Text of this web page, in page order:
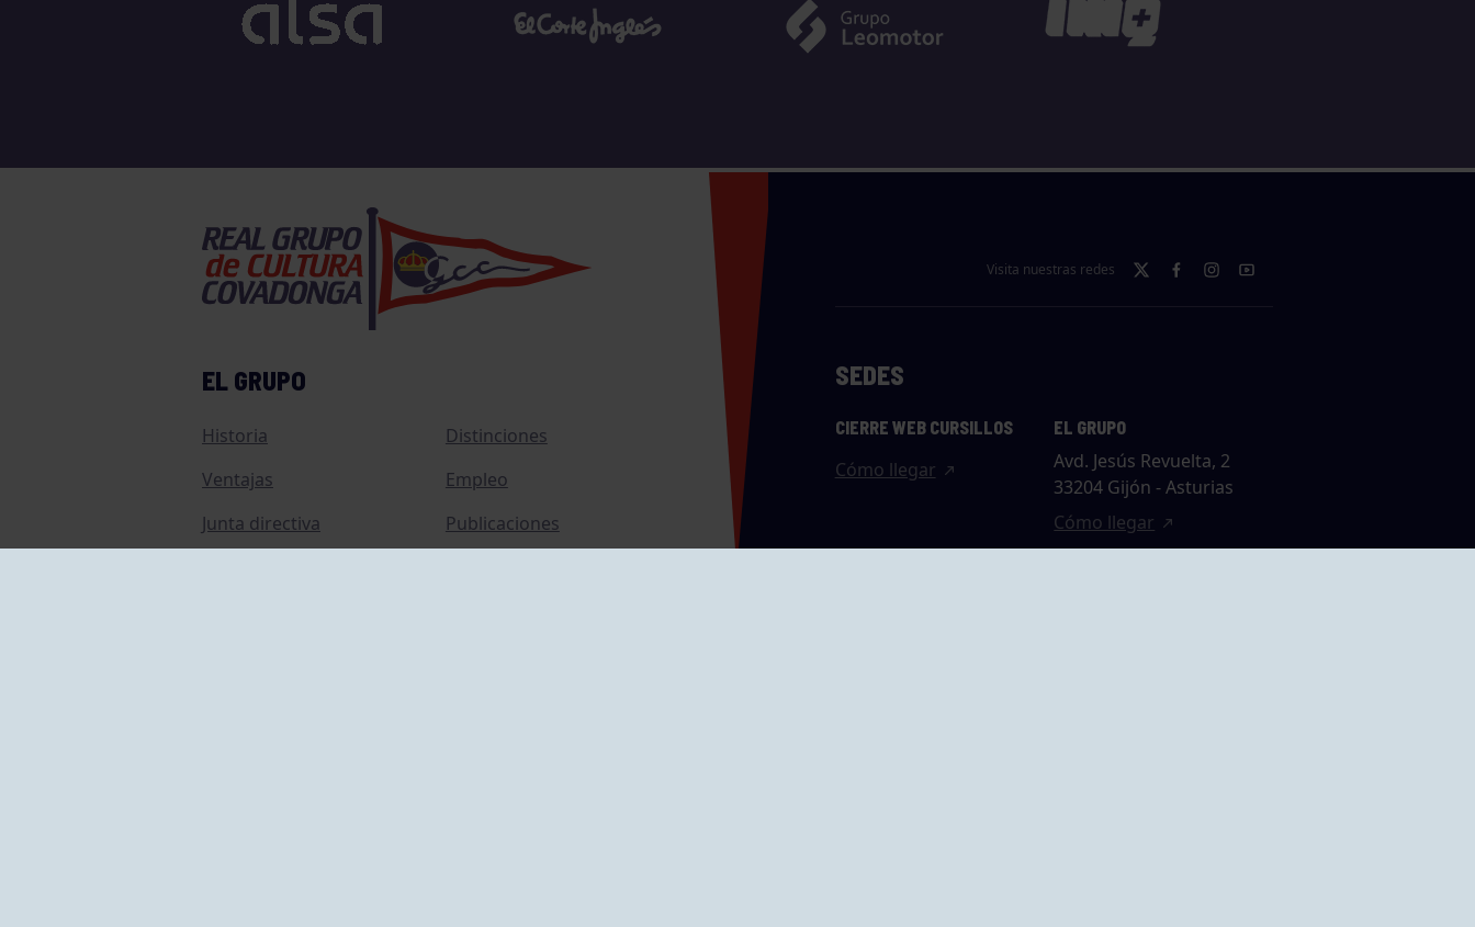
EL GRUPO
Historia
Distinciones
Ventajas
Empleo
Junta directiva
Publicaciones
Visita nuestras redes
SEDES
CIERRE WEB CURSILLOS
Cómo llegar
EL GRUPO
Avd. Jesús Revuelta, 2
33204 Gijón - Asturias
Cómo llegar